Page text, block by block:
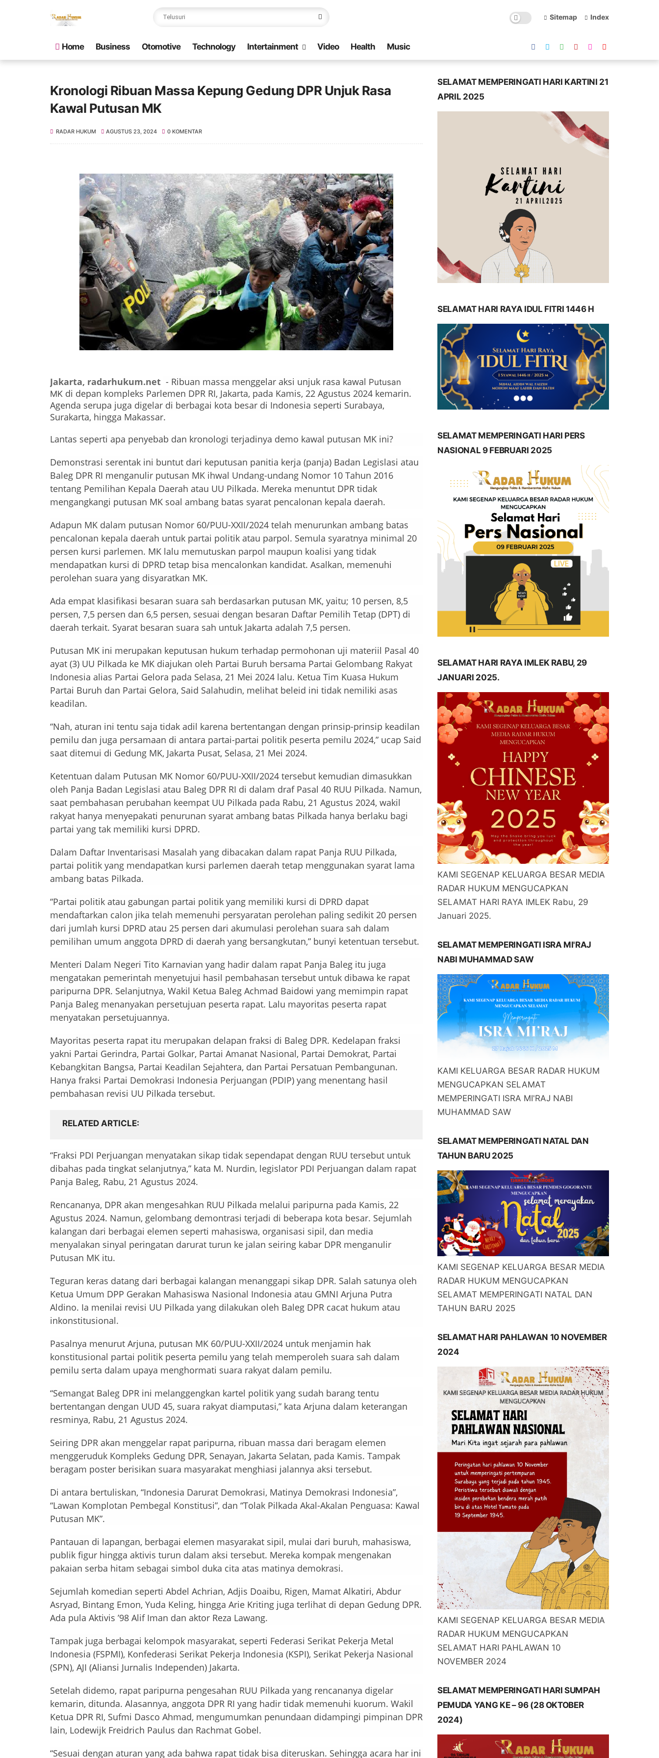
Sitemap Index
Home Business Otomotive Technology Intertainment Video Health Music
Kronologi Ribuan Massa Kepung Gedung DPR Unjuk Rasa
Kawal Putusan MK
RADAR HUKUM AGUSTUS 23, 2024 0 KOMENTAR
Jakarta, radarhukum.net - Ribuan massa menggelar aksi unjuk rasa kawal Putusan
MK di depan kompleks Parlemen DPR RI, Jakarta, pada Kamis, 22 Agustus 2024 kemarin.
Agenda serupa juga digelar di berbagai kota besar di Indonesia seperti Surabaya,
Surakarta, hingga Makassar.
Lantas seperti apa penyebab dan kronologi terjadinya demo kawal putusan MK ini?
Demonstrasi serentak ini buntut dari keputusan panitia kerja (panja) Badan Legislasi atau
Baleg DPR RI menganulir putusan MK ihwal Undang-undang Nomor 10 Tahun 2016
tentang Pemilihan Kepala Daerah atau UU Pilkada. Mereka menuntut DPR tidak
mengangkangi putusan MK soal ambang batas syarat pencalonan kepala daerah.
Adapun MK dalam putusan Nomor 60/PUU-XXII/2024 telah menurunkan ambang batas
pencalonan kepala daerah untuk partai politik atau parpol. Semula syaratnya minimal 20
persen kursi parlemen. MK lalu memutuskan parpol maupun koalisi yang tidak
mendapatkan kursi di DPRD tetap bisa mencalonkan kandidat. Asalkan, memenuhi
perolehan suara yang disyaratkan MK.
Ada empat klasifikasi besaran suara sah berdasarkan putusan MK, yaitu; 10 persen, 8,5
persen, 7,5 persen dan 6,5 persen, sesuai dengan besaran Daftar Pemilih Tetap (DPT) di
daerah terkait. Syarat besaran suara sah untuk Jakarta adalah 7,5 persen.
Putusan MK ini merupakan keputusan hukum terhadap permohonan uji materiil Pasal 40
ayat (3) UU Pilkada ke MK diajukan oleh Partai Buruh bersama Partai Gelombang Rakyat
Indonesia alias Partai Gelora pada Selasa, 21 Mei 2024 lalu. Ketua Tim Kuasa Hukum
Partai Buruh dan Partai Gelora, Said Salahudin, melihat beleid ini tidak nemiliki asas
keadilan.
“Nah, aturan ini tentu saja tidak adil karena bertentangan dengan prinsip-prinsip keadilan
pemilu dan juga persamaan di antara partai-partai politik peserta pemilu 2024,” ucap Said
saat ditemui di Gedung MK, Jakarta Pusat, Selasa, 21 Mei 2024.
Ketentuan dalam Putusan MK Nomor 60/PUU-XXII/2024 tersebut kemudian dimasukkan
oleh Panja Badan Legislasi atau Baleg DPR RI di dalam draf Pasal 40 RUU Pilkada. Namun,
saat pembahasan perubahan keempat UU Pilkada pada Rabu, 21 Agustus 2024, wakil
rakyat hanya menyepakati penurunan syarat ambang batas Pilkada hanya berlaku bagi
partai yang tak memiliki kursi DPRD.
Dalam Daftar Inventarisasi Masalah yang dibacakan dalam rapat Panja RUU Pilkada,
partai politik yang mendapatkan kursi parlemen daerah tetap menggunakan syarat lama
ambang batas Pilkada.
“Partai politik atau gabungan partai politik yang memiliki kursi di DPRD dapat
mendaftarkan calon jika telah memenuhi persyaratan perolehan paling sedikit 20 persen
dari jumlah kursi DPRD atau 25 persen dari akumulasi perolehan suara sah dalam
pemilihan umum anggota DPRD di daerah yang bersangkutan,” bunyi ketentuan tersebut.
Menteri Dalam Negeri Tito Karnavian yang hadir dalam rapat Panja Baleg itu juga
mengatakan pemerintah menyetujui hasil pembahasan tersebut untuk dibawa ke rapat
paripurna DPR. Selanjutnya, Wakil Ketua Baleg Achmad Baidowi yang memimpin rapat
Panja Baleg menanyakan persetujuan peserta rapat. Lalu mayoritas peserta rapat
menyatakan persetujuannya.
Mayoritas peserta rapat itu merupakan delapan fraksi di Baleg DPR. Kedelapan fraksi
yakni Partai Gerindra, Partai Golkar, Partai Amanat Nasional, Partai Demokrat, Partai
Kebangkitan Bangsa, Partai Keadilan Sejahtera, dan Partai Persatuan Pembangunan.
Hanya fraksi Partai Demokrasi Indonesia Perjuangan (PDIP) yang menentang hasil
pembahasan revisi UU Pilkada tersebut.
RELATED ARTICLE
“Fraksi PDI Perjuangan menyatakan sikap tidak sependapat dengan RUU tersebut untuk
dibahas pada tingkat selanjutnya,” kata M. Nurdin, legislator PDI Perjuangan dalam rapat
Panja Baleg, Rabu, 21 Agustus 2024.
Rencananya, DPR akan mengesahkan RUU Pilkada melalui paripurna pada Kamis, 22
Agustus 2024. Namun, gelombang demontrasi terjadi di beberapa kota besar. Sejumlah
kalangan dari berbagai elemen seperti mahasiswa, organisasi sipil, dan media
menyalakan sinyal peringatan darurat turun ke jalan seiring kabar DPR menganulir
Putusan MK itu.
Teguran keras datang dari berbagai kalangan menanggapi sikap DPR. Salah satunya oleh
Ketua Umum DPP Gerakan Mahasiswa Nasional Indonesia atau GMNI Arjuna Putra
Aldino. Ia menilai revisi UU Pilkada yang dilakukan oleh Baleg DPR cacat hukum atau
inkonstitusional.
Pasalnya menurut Arjuna, putusan MK 60/PUU-XXII/2024 untuk menjamin hak
konstitusional partai politik peserta pemilu yang telah memperoleh suara sah dalam
pemilu serta dalam upaya menghormati suara rakyat dalam pemilu.
“Semangat Baleg DPR ini melanggengkan kartel politik yang sudah barang tentu
bertentangan dengan UUD 45, suara rakyat diamputasi,” kata Arjuna dalam keterangan
resminya, Rabu, 21 Agustus 2024.
Seiring DPR akan menggelar rapat paripurna, ribuan massa dari beragam elemen
menggeruduk Kompleks Gedung DPR, Senayan, Jakarta Selatan, pada Kamis. Tampak
beragam poster berisikan suara masyarakat menghiasi jalannya aksi tersebut.
Di antara bertuliskan, “Indonesia Darurat Demokrasi, Matinya Demokrasi Indonesia”,
“Lawan Komplotan Pembegal Konstitusi”, dan “Tolak Pilkada Akal-Akalan Penguasa: Kawal
Putusan MK”.
Pantauan di lapangan, berbagai elemen masyarakat sipil, mulai dari buruh, mahasiswa,
publik figur hingga aktivis turun dalam aksi tersebut. Mereka kompak mengenakan
pakaian serba hitam sebagai simbol duka cita atas matinya demokrasi.
Sejumlah komedian seperti Abdel Achrian, Adjis Doaibu, Rigen, Mamat Alkatiri, Abdur
Asryad, Bintang Emon, Yuda Keling, hingga Arie Kriting juga terlihat di depan Gedung DPR.
Ada pula Aktivis ’98 Alif Iman dan aktor Reza Lawang.
Tampak juga berbagai kelompok masyarakat, seperti Federasi Serikat Pekerja Metal
Indonesia (FSPMI), Konfederasi Serikat Pekerja Indonesia (KSPI), Serikat Pekerja Nasional
(SPN), AJI (Aliansi Jurnalis Independen) Jakarta.
Setelah didemo, rapat paripurna pengesahan RUU Pilkada yang rencananya digelar
kemarin, ditunda. Alasannya, anggota DPR RI yang hadir tidak memenuhi kuorum. Wakil
Ketua DPR RI, Sufmi Dasco Ahmad, mengumumkan penundaan didampingi pimpinan DPR
lain, Lodewijk Freidrich Paulus dan Rachmat Gobel.
“Sesuai dengan aturan yang ada bahwa rapat tidak bisa diteruskan. Sehingga acara har ini
SELAMAT MEMPERINGATI HARI KARTINI 21
APRIL 2025
SELAMAT HARI RAYA IDUL FITRI 1446 H
SELAMAT MEMPERINGATI HARI PERS
NASIONAL 9 FEBRUARI 2025
SELAMAT HARI RAYA IMLEK RABU, 29
JANUARI 2025.
KAMI SEGENAP KELUARGA BESAR MEDIA
RADAR HUKUM MENGUCAPKAN
SELAMAT HARI RAYA IMLEK Rabu, 29
Januari 2025.
SELAMAT MEMPERINGATI ISRA MI'RAJ
NABI MUHAMMAD SAW
KAMI KELUARGA BESAR RADAR HUKUM
MENGUCAPKAN SELAMAT
MEMPERINGATI ISRA MI'RAJ NABI
MUHAMMAD SAW
SELAMAT MEMPERINGATI NATAL DAN
TAHUN BARU 2025
KAMI SEGENAP KELUARGA BESAR MEDIA
RADAR HUKUM MENGUCAPKAN
SELAMAT MEMPERINGATI NATAL DAN
TAHUN BARU 2025
SELAMAT HARI PAHLAWAN 10 NOVEMBER
2024
KAMI SEGENAP KELUARGA BESAR MEDIA
RADAR HUKUM MENGUCAPKAN
SELAMAT HARI PAHLAWAN 10
NOVEMBER 2024
SELAMAT MEMPERINGATI HARI SUMPAH
PEMUDA YANG KE – 96 (28 OKTOBER
2024)